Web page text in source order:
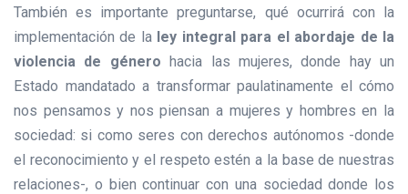
También es importante preguntarse, qué ocurrirá con la
implementación de la ley integral para el abordaje de la
violencia de género hacia las mujeres, donde hay un
Estado mandatado a transformar paulatinamente el cómo
nos pensamos y nos piensan a mujeres y hombres en la
sociedad: si como seres con derechos autónomos -donde
el reconocimiento y el respeto estén a la base de nuestras
relaciones-, o bien continuar con una sociedad donde los